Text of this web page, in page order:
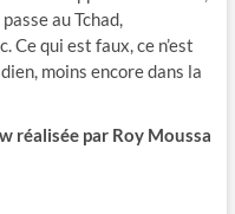
au Tchad,
Ce qui est faux, ce n’est
moins encore dans la
réalisée par Roy Moussa